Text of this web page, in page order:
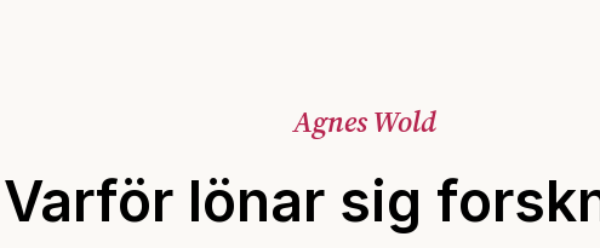
Agnes Wold
Varför lönar sig